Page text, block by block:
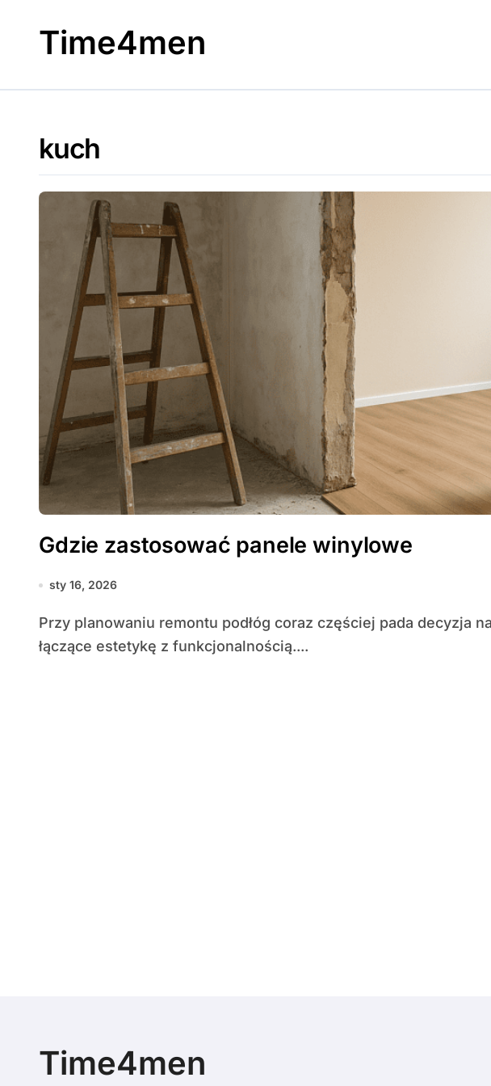
Time4men
kuch
Gdzie zastosować panele winylowe
sty 16, 2026
Przy planowaniu remontu podłóg coraz częściej pada decyzja na nowoczesne rozwiązania
łączące estetykę z funkcjonalnością....
Time4men